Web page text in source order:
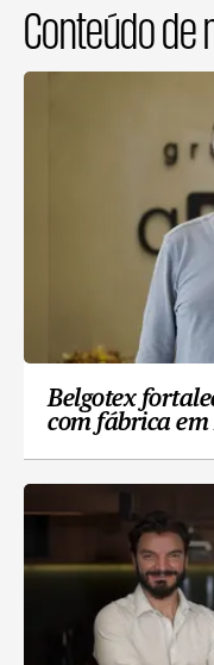
Conteúdo de
Belgotex
com fábrica em